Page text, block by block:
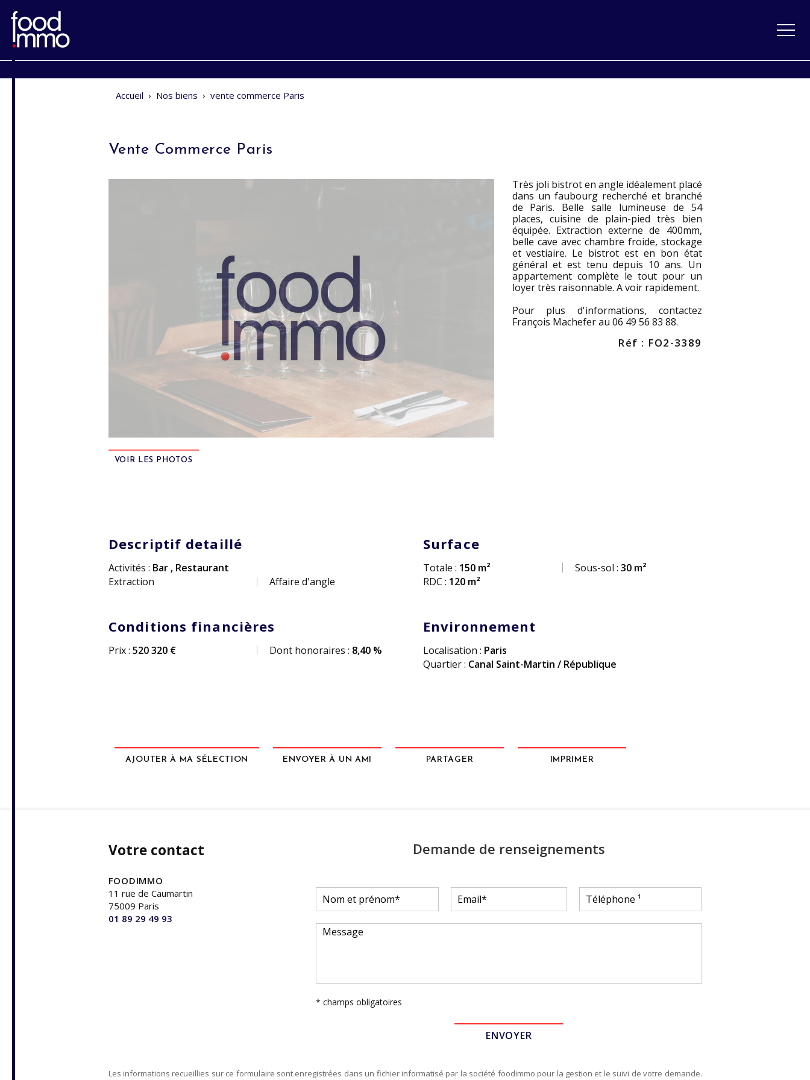
Accueil › Nos biens › vente commerce Paris
Vente Commerce Paris
VOIR LES PHOTOS
Très joli bistrot en angle idéalement placé
dans un faubourg recherché et branché
de Paris. Belle salle lumineuse de 54
places, cuisine de plain-pied très bien
équipée. Extraction externe de 400mm,
belle cave avec chambre froide, stockage
et vestiaire. Le bistrot est en bon état
général et est tenu depuis 10 ans. Un
appartement complète le tout pour un
loyer très raisonnable. A voir rapidement.
Pour plus d'informations, contactez
François Machefer au 06 49 56 83 88.
Réf : FO2-3389
Descriptif detaillé
Activités : Bar , Restaurant
Extraction
Affaire d'angle
Surface
Totale : 150 m²
RDC : 120 m²
Sous-sol : 30 m²
Conditions financières
Prix : 520 320 € Dont honoraires : 8,40 %
Environnement
Localisation : Paris
Quartier : Canal Saint-Martin / République
AJOUTER À MA SÉLECTION ENVOYER À UN AMI PARTAGER IMPRIMER
Votre contact
FOODIMMO
11 rue de Caumartin
75009 Paris
01 89 29 49 93
Demande de renseignements
* champs obligatoires
Les informations recueillies sur ce formulaire sont enregistrées dans un fichier informatisé par la société foodimmo pour la gestion et le suivi de votre demande.